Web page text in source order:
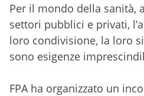
Per il mondo della sanità,
settori pubblici e privati,
loro condivisione, la loro
sono esigenze
FPA ha organizzato un